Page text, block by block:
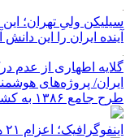
آینده ایران را این
گلایه اطهاری از عدم
ایران/ پروژه‌های
طرح جامع ۱۳۸۶ به کشور آسیب زد
اینفوگرافیک؛ اعزام ۲۱ هزار زائر اربعین از آذربایجان‌شرقی